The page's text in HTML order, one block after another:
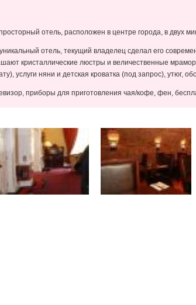
отель, расположен в центре города, в двух
отель, текущий владелец сделал его
кристаллические люстры и величественные
услуги няни и детская кроватка (под запрос), утюг,
приборы для приготовления чая/кофе, фен,